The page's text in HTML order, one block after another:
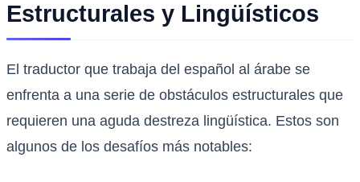
Estructurales y Lingüísticos
El traductor que trabaja del español al árabe se
enfrenta a una serie de obstáculos estructurales que
requieren una aguda destreza lingüística. Estos son
algunos de los desafíos más notables: